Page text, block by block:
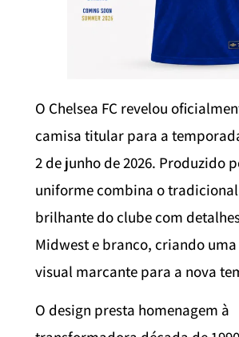
O Chelsea FC revelou
camisa titular para a
2 de junho de 2026. Produzido
uniforme combina o
brilhante do clube com
Midwest e branco, criando
visual marcante para a nova
O design presta homenagem à